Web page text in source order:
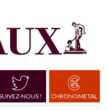
NOUS ! CHRONOMETAL